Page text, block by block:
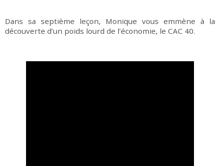
Dans sa septième leçon, Monique vous emmène à la
découverte d’un poids lourd de l’économie, le CAC 40.